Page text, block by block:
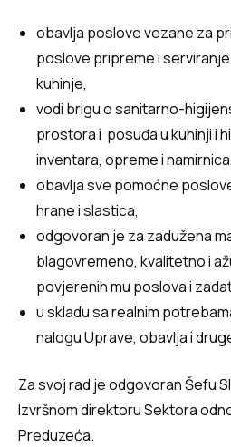
obavlja poslove vezane za
poslove pripreme i
kuhinje,
vodi brigu o sanitarno-
prostora i posuđa u kuhinji i
inventara, opreme i namirnica,
obavlja sve pomoćne
hrane i slastica,
odgovoran je za zadužena
blagovremeno, kvalitetno i
povjerenih mu poslova i
u skladu sa realnim
nalogu Uprave, obavlja i
Za svoj rad je odgovoran Šefu
Izvršnom direktoru Sektora
Preduzeća.